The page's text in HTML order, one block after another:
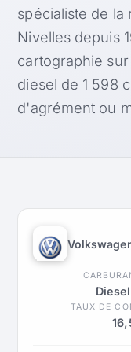
spécialiste de la
Nivelles depuis
cartographie
diesel de 1 598
d'agrément ou
Diesel
TAUX DE